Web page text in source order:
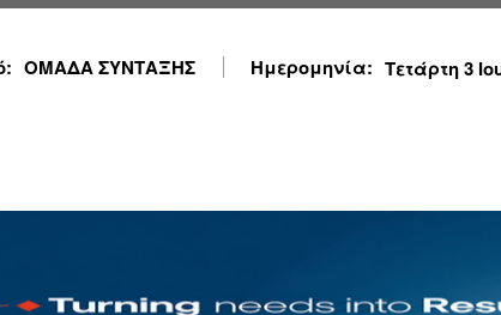
ΟΜΑΔΑ ΣΥΝΤΑΞΗΣ Ημερομηνία: Τετάρτη 3